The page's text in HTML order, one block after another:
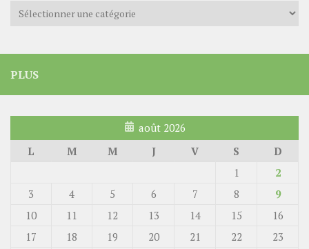
Catégories
PLUS
août 2026
L
M M J V S
D
1
2
3
4 5 6 7 8
9
10
11 12 13 14 15
16
17
18 19 20 21 22
23